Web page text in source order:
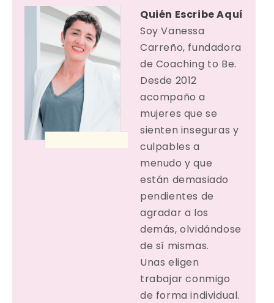
Quién Escribe Aquí
Soy Vanessa
Carreño, fundadora
de Coaching to Be.
Desde 2012
acompaño a
mujeres que se
sienten inseguras y
culpables a
menudo y que
están demasiado
pendientes de
agradar a los
demás, olvidándose
de sí mismas.
Unas eligen
trabajar conmigo
de forma individual.